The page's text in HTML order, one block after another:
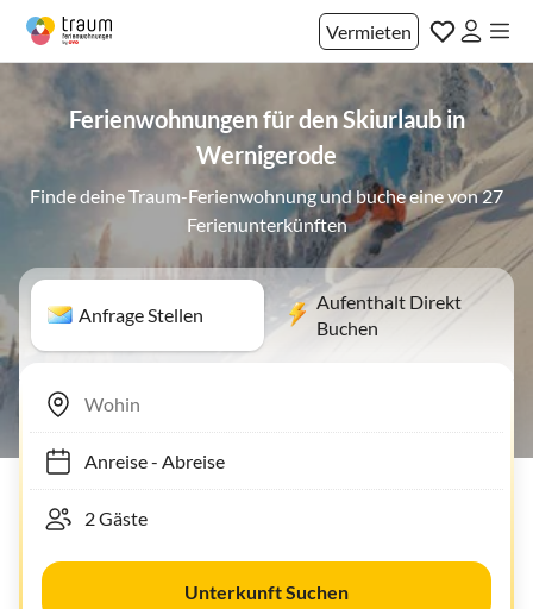
Vermieten
Ferienwohnungen für den Skiurlaub in
Wernigerode
Finde deine Traum-Ferienwohnung und buche eine von 27
Ferienunterkünften
Anfrage Stellen
Aufenthalt Direkt
Buchen
Anreise- Abreise
Unterkunft Suchen